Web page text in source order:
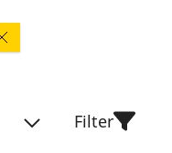
Filter